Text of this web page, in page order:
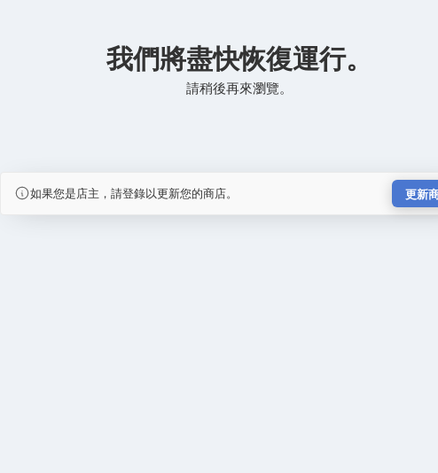
我們將盡快恢復運行。
請稍後再來瀏覽。
如果您是店主，請登錄以更新您的商店。 更新